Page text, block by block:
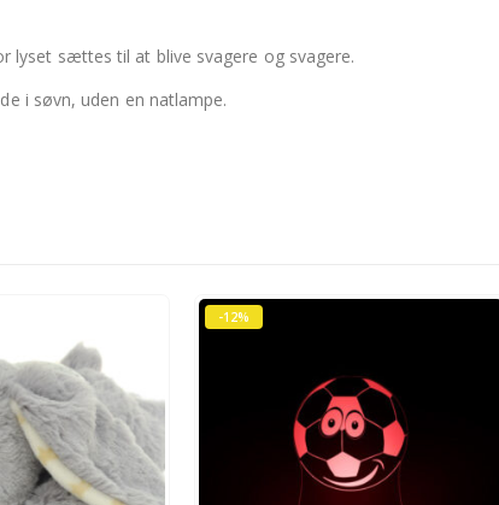
lyset sættes til at blive svagere og svagere.
i søvn, uden en natlampe.
-12%